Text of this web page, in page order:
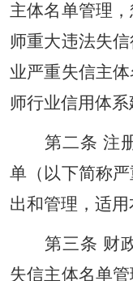
主体名单管理
师重大违法失
业严重失信主
师行业信用体系
第二条 注
单（以下简称
出和管理，适用
第三条 财
失信主体名单